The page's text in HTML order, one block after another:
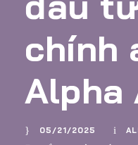
chính
Alpha
05/21/2025